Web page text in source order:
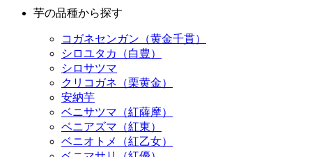
芋の品種から探す
コガネセンガン（黄金千貫）
シロユタカ（白豊）
シロサツマ
クリコガネ（栗黄金）
安納芋
ベニサツマ（紅薩摩）
ベニアズマ（紅東）
ベニオトメ（紅乙女）